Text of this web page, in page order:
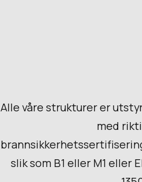
Alle våre strukturer er
med
slik som B1 eller M1 eller